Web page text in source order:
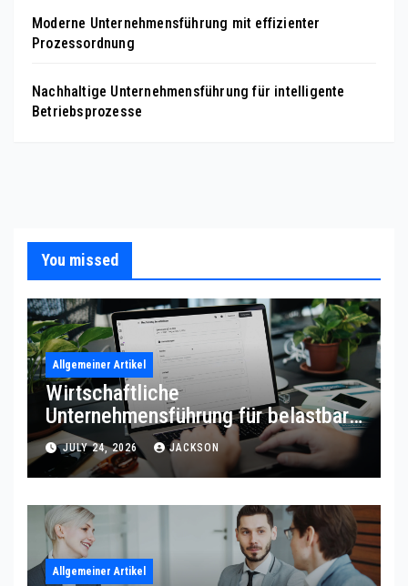
Moderne Unternehmensführung mit effizienter
Prozessordnung
Nachhaltige Unternehmensführung für intelligente
Betriebsprozesse
You missed
Allgemeiner Artikel
Wirtschaftliche
Unternehmensführung für belastbare
Prozessqualität
JULY 24, 2026 JACKSON
Allgemeiner Artikel